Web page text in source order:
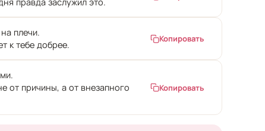
плечи.
к тебе добрее.
Копировать
от причины, а от внезапного
Копировать